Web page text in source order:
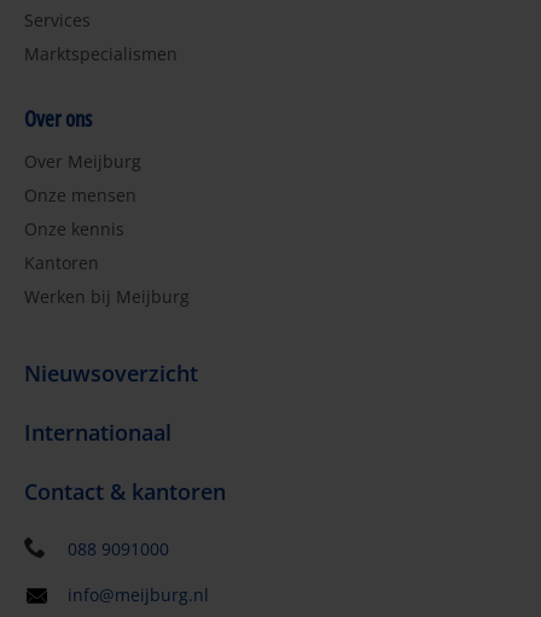
Services
Marktspecialismen
Over ons
Over Meijburg
Onze mensen
Onze kennis
Kantoren
Werken bij Meijburg
Nieuwsoverzicht
Internationaal
Contact & kantoren
088 9091000
info@meijburg.nl